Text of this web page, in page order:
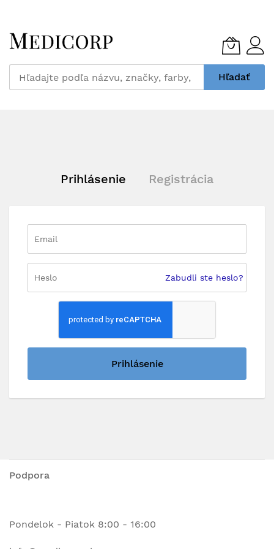
to
Content
Hľadať
Prihlásenie Registrácia
Zabudli ste heslo?
Prihlásenie
Podpora
Pondelok - Piatok 8:00 - 16:00